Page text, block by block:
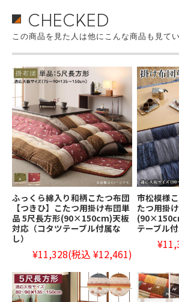
CHECKED
この商品を見た人は他にこんな商品も見て
ふっくら綿入り和柄こたつ布団
【つきひ】こたつ用掛け布団単
品 5尺長方形(90×150cm)天板
対応（コタツテーブル付属な
し）
¥11,328(税込 ¥12,461)
市松模様
たつ用掛
テーブル付